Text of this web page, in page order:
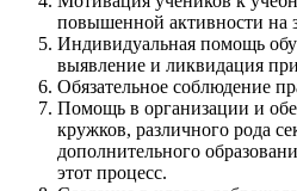
повышенной активности на
Индивидуальная помощь
выявление и ликвидация
Обязательное соблюдение
Помощь в организации и
кружков, различного рода
дополнительного
этот процесс.